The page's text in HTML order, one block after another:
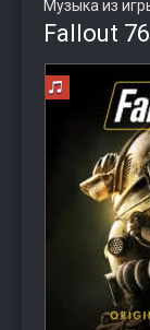
Музыка из
Fallout 76